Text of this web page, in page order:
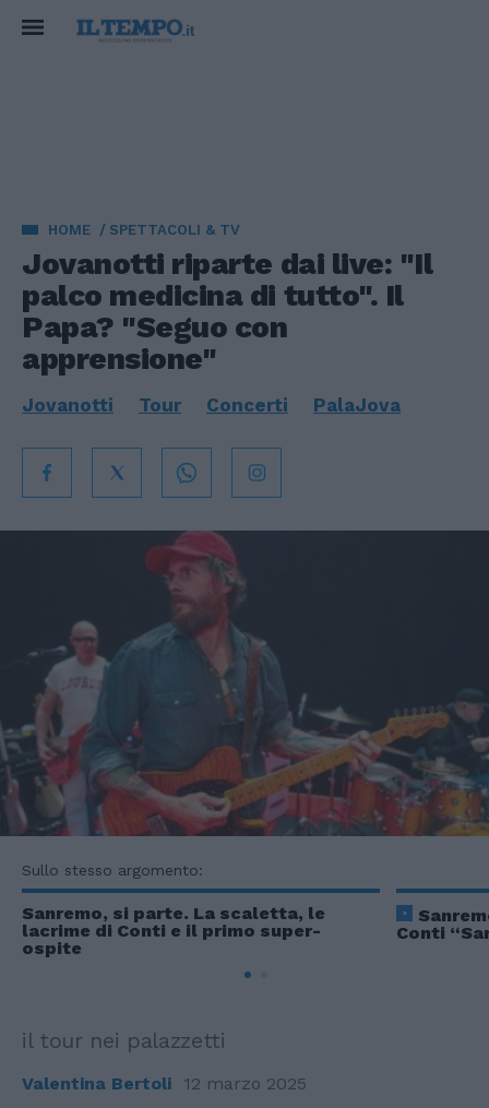
HOME SPETTACOLI & TV
Jovanotti riparte dai live: "Il
palco medicina di tutto". Il
Papa? "Seguo con
apprensione"
Jovanotti Tour Concerti PalaJova
Sullo stesso argomento:
Sanremo, si parte. La scaletta, le
lacrime di Conti e il primo super-
ospite
Conti
il tour nei palazzetti
Valentina Bertoli 12 marzo 2025